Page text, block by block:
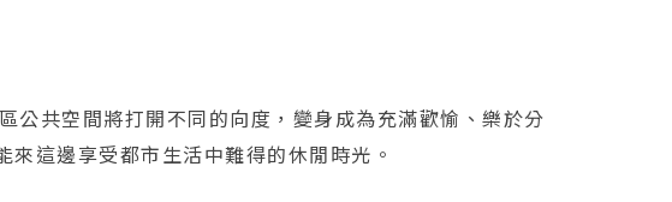
公共空間將打開不同的向度，變身成為充滿歡愉、樂於分
這邊享受都市生活中難得的休閒時光。